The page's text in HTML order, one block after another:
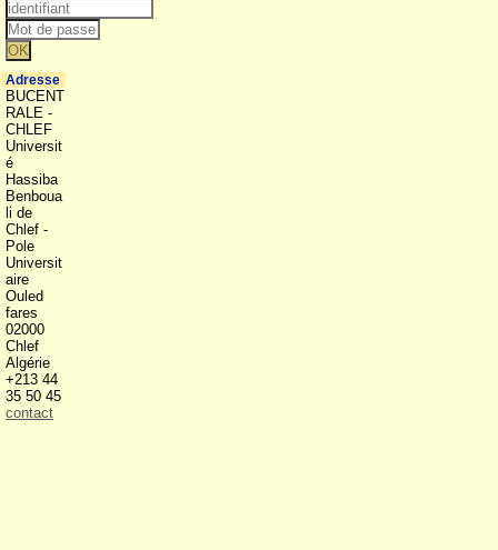
Adresse
BUCENT
RALE -
CHLEF
Universit
é
Hassiba
Benboua
li de
Chlef -
Pole
Universit
aire
Ouled
fares
02000
Chlef
Algérie
+213 44
35 50 45
contact